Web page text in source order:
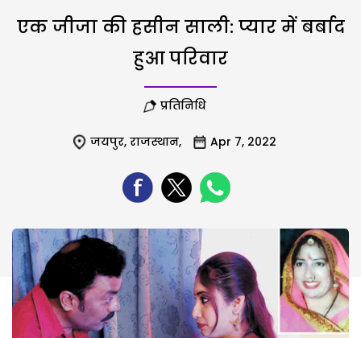
एक जीजा की हसीन साली: प्यार में बर्बाद
हुआ परिवार
प्रतिनिधि
जयपुर, राजस्थान, Apr 7, 2022